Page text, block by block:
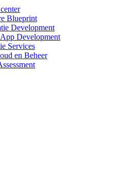
Blueprint
Development
Development
Services
en Beheer